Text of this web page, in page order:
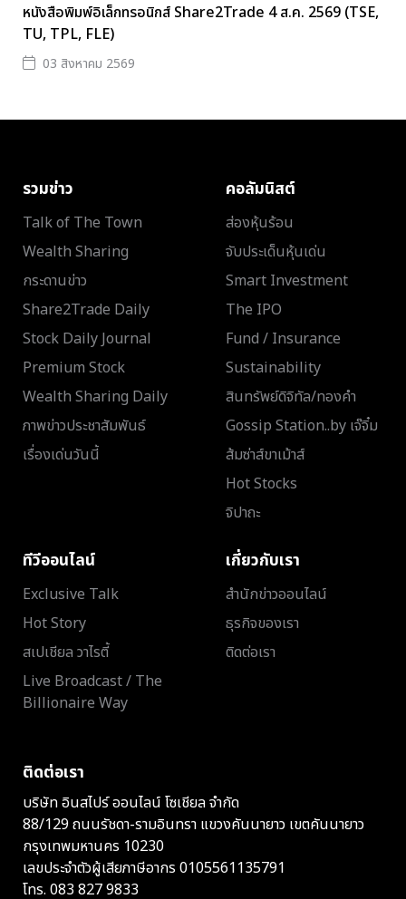
หนังสือพิมพ์อิเล็กทรอนิกส์ Share2Trade 4 ส.ค. 2569 (TSE,
TU, TPL, FLE)
03 สิงหาคม 2569
รวมข่าว
Talk of The Town
Wealth Sharing
กระดานข่าว
Share2Trade Daily
Stock Daily Journal
Premium Stock
Wealth Sharing Daily
ภาพข่าวประชาสัมพันธ์
เรื่องเด่นวันนี้
คอลัมนิสต์
ส่องหุ้นร้อน
จับประเด็นหุ้นเด่น
Smart Investment
The IPO
Fund / Insurance
Sustainability
สินทรัพย์ดิจิทัล/ทองคำ
Gossip Station..by เจ๊จิ๋ม
ส้มซ่าส์ขาเม้าส์
Hot Stocks
จิปาถะ
ทีวีออนไลน์
Exclusive Talk
Hot Story
สเปเชียล วาไรตี้
Live Broadcast / The
Billionaire Way
เกี่ยวกับเรา
สำนักข่าวออนไลน์
ธุรกิจของเรา
ติดต่อเรา
ติดต่อเรา
บริษัท อินสไปร์ ออนไลน์ โซเชียล จำกัด
88/129 ถนนรัชดา-รามอินทรา แขวงคันนายาว เขตคันนายาว
กรุงเทพมหานคร 10230
เลขประจำตัวผู้เสียภาษีอากร 0105561135791
โทร. 083 827 9833